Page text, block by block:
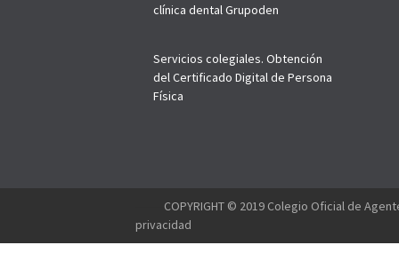
clínica dental Grupoden
Servicios colegiales. Obtención
del Certificado Digital de Persona
Física
COPYRIGHT © 2019 Colegio Oficial de
privacidad